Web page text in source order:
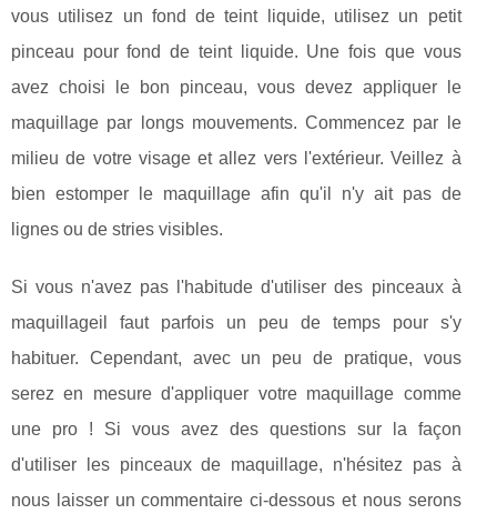
vous utilisez un fond de teint liquide, utilisez un petit
pinceau pour fond de teint liquide. Une fois que vous
avez choisi le bon pinceau, vous devez appliquer le
maquillage par longs mouvements. Commencez par le
milieu de votre visage et allez vers l'extérieur. Veillez à
bien estomper le maquillage afin qu'il n'y ait pas de
lignes ou de stries visibles.
Si vous n'avez pas l'habitude d'utiliser des pinceaux à
maquillageil faut parfois un peu de temps pour s'y
habituer. Cependant, avec un peu de pratique, vous
serez en mesure d'appliquer votre maquillage comme
une pro ! Si vous avez des questions sur la façon
d'utiliser les pinceaux de maquillage, n'hésitez pas à
nous laisser un commentaire ci-dessous et nous serons